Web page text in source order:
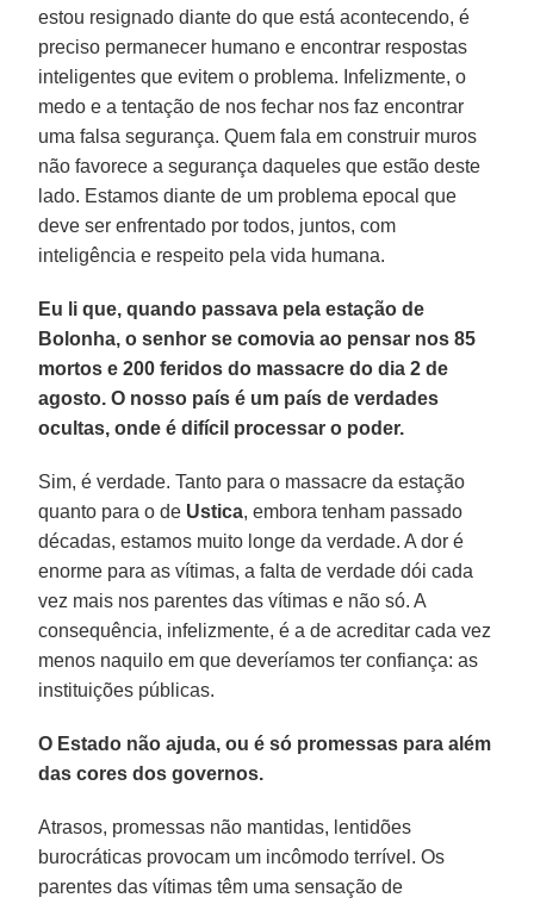
estou resignado diante do que está acontecendo, é
preciso permanecer humano e encontrar respostas
inteligentes que evitem o problema. Infelizmente, o
medo e a tentação de nos fechar nos faz encontrar
uma falsa segurança. Quem fala em construir muros
não favorece a segurança daqueles que estão deste
lado. Estamos diante de um problema epocal que
deve ser enfrentado por todos, juntos, com
inteligência e respeito pela vida humana.
Eu li que, quando passava pela estação de
Bolonha, o senhor se comovia ao pensar nos 85
mortos e 200 feridos do massacre do dia 2 de
agosto. O nosso país é um país de verdades
ocultas, onde é difícil processar o poder.
Sim, é verdade. Tanto para o massacre da estação
quanto para o de Ustica, embora tenham passado
décadas, estamos muito longe da verdade. A dor é
enorme para as vítimas, a falta de verdade dói cada
vez mais nos parentes das vítimas e não só. A
consequência, infelizmente, é a de acreditar cada vez
menos naquilo em que deveríamos ter confiança: as
instituições públicas.
O Estado não ajuda, ou é só promessas para além
das cores dos governos.
Atrasos, promessas não mantidas, lentidões
burocráticas provocam um incômodo terrível. Os
parentes das vítimas têm uma sensação de